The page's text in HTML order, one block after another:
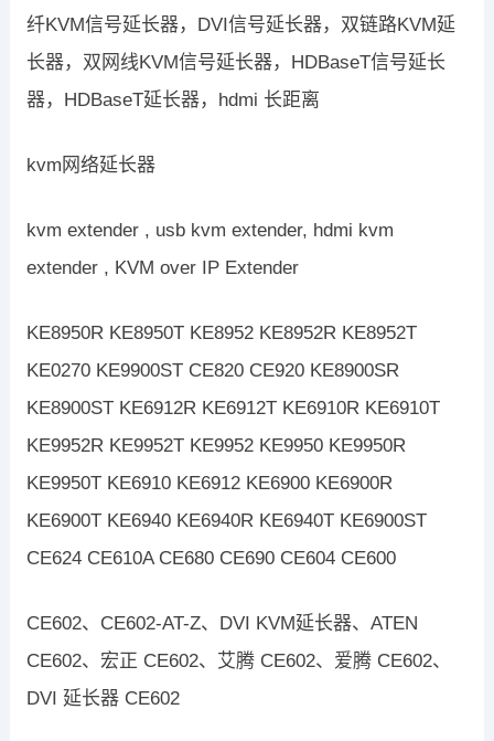
纤KVM信号延长器，DVI信号延长器，双链路KVM延
长器，双网线KVM信号延长器，HDBaseT信号延长
器，HDBaseT延长器，hdmi 长距离
kvm网络延长器
kvm extender , usb kvm extender, hdmi kvm
extender , KVM over IP Extender
KE8950R KE8950T KE8952 KE8952R KE8952T
KE0270 KE9900ST CE820 CE920 KE8900SR
KE8900ST KE6912R KE6912T KE6910R KE6910T
KE9952R KE9952T KE9952 KE9950 KE9950R
KE9950T KE6910 KE6912 KE6900 KE6900R
KE6900T KE6940 KE6940R KE6940T KE6900ST
CE624 CE610A CE680 CE690 CE604 CE600
CE602、CE602-AT-Z、DVI KVM延长器、ATEN
CE602、宏正 CE602、艾腾 CE602、爱腾 CE602、
DVI 延长器 CE602